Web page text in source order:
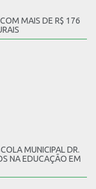
MAIS DE R$ 176
MUNICIPAL DR.
NA EDUCAÇÃO EM